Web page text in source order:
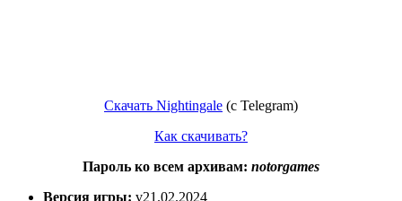
Скачать Nightingale (c Telegram)
Как скачивать?
Пароль ко всем архивам: notorgames
Версия игры: v21.02.2024